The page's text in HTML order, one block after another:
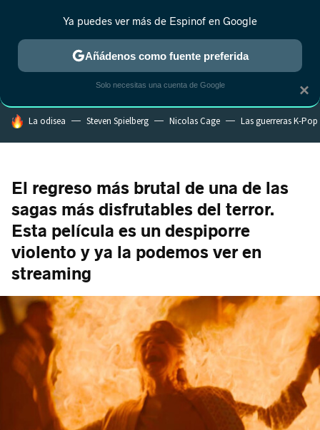
ESTRENOS REALITY ANIME RANKINGS CINE
HOY SE HABLA DE
La odisea Steven Spielberg Nicolas Cage Las guerreras K-Pop
El regreso más brutal de una de las
sagas más disfrutables del terror.
Esta película es un despiporre
violento y ya la podemos ver en
streaming
×
Ya puedes ver más de Espinof en Google
Añádenos como fuente preferida
Solo necesitas una cuenta de Google